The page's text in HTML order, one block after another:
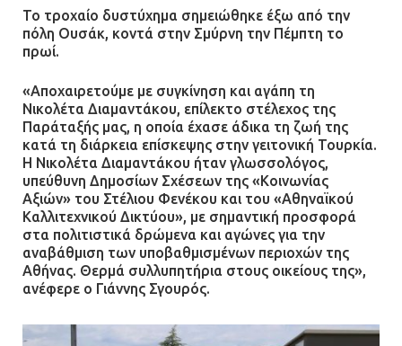
To τροχαίο δυστύχημα σημειώθηκε έξω από την
πόλη Ουσάκ, κοντά στην Σμύρνη την Πέμπτη το
πρωί.
«Αποχαιρετούμε με συγκίνηση και αγάπη τη
Νικολέτα Διαμαντάκου, επίλεκτο στέλεχος της
Παράταξής μας, η οποία έχασε άδικα τη ζωή της
κατά τη διάρκεια επίσκεψης στην γειτονική Τουρκία.
Η Νικολέτα Διαμαντάκου ήταν γλωσσολόγος,
υπεύθυνη Δημοσίων Σχέσεων της «Κοινωνίας
Αξιών» του Στέλιου Φενέκου και του «Αθηναϊκού
Καλλιτεχνικού Δικτύου», με σημαντική προσφορά
στα πολιτιστικά δρώμενα και αγώνες για την
αναβάθμιση των υποβαθμισμένων περιοχών της
Αθήνας. Θερμά συλλυπητήρια στους οικείους της»,
ανέφερε ο Γιάννης Σγουρός.